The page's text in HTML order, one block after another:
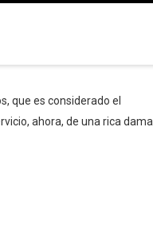
que es considerado el
ahora, de una rica dama